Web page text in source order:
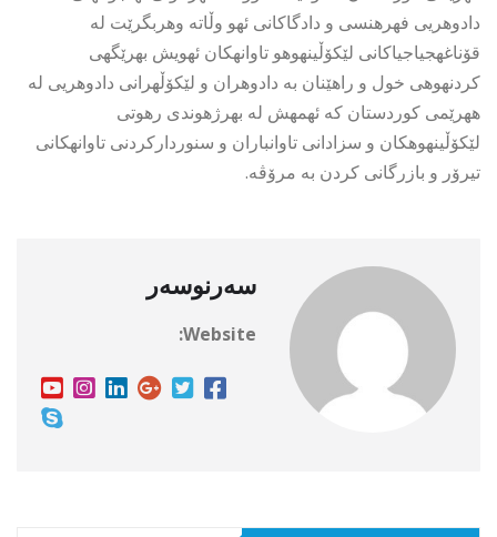
دادوهریی فهرهنسی و دادگاکانی ئهو وڵاته وهربگرێت له
قۆناغهجیاجیاکانی لێکۆڵینهوهو تاوانهکان ئهویش بهرێگهی
کردنهوهی خول و راهێنان به دادوهران و لێکۆڵهرانی دادوهریی له
ههرێمی کوردستان که ئهمهش له بهرژهوندی رهوتی
لێکۆڵینهوهکان و سزادانی تاوانباران و سنوردارکردنی تاوانهکانی
تیرۆر و بازرگانی کردن به مرۆڤه.
سەرنوسەر
Website: